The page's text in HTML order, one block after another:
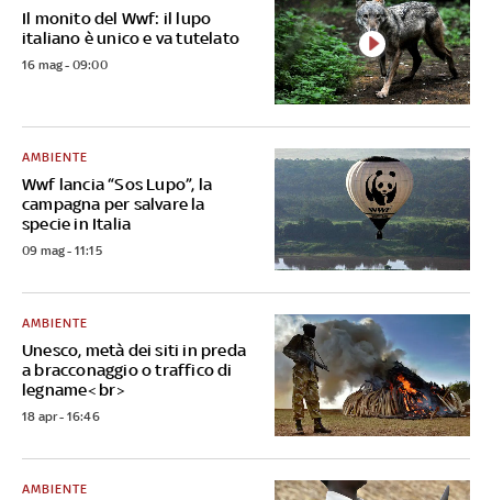
Il monito del Wwf: il lupo
italiano è unico e va tutelato
16 mag - 09:00
Wwf lancia “Sos Lupo”, la
campagna per salvare la
specie in Italia
AMBIENTE
09 mag - 11:15
Unesco, metà dei siti in preda
a bracconaggio o traffico di
legname<br>
AMBIENTE
18 apr - 16:46
AMBIENTE